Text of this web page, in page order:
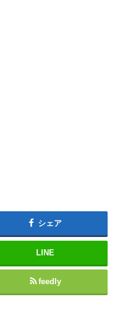
シェア
LINE
feedly